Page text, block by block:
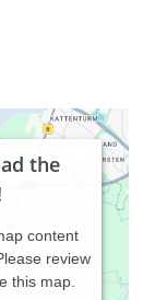
the
content
review
this map.